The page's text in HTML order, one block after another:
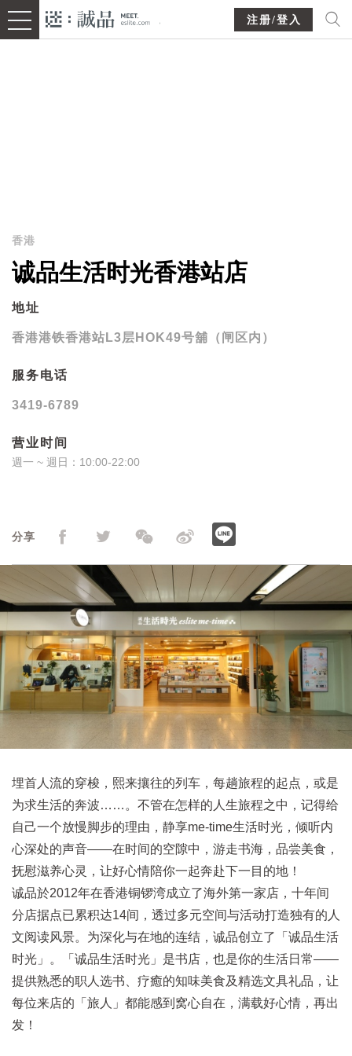
注册/登入
香港
诚品生活时光香港站店
分享
地址
香港港铁香港站L3层HOK49号舖（闸区内）
服务电话
3419-6789
营业时间
週一 ~ 週日：10:00-22:00
埋首人流的穿梭，熙来攘往的列车，每趟旅程的起点，或是
为求生活的奔波……。不管在怎样的人生旅程之中，记得给
自己一个放慢脚步的理由，静享me-time生活时光，倾听内
心深处的声音——在时间的空隙中，游走书海，品尝美食，
抚慰滋养心灵，让好心情陪你一起奔赴下一目的地！
诚品於2012年在香港铜锣湾成立了海外第一家店，十年间
分店据点已累积达14间，透过多元空间与活动打造独有的人
文阅读风景。为深化与在地的连结，诚品创立了「诚品生活
时光」。「诚品生活时光」是书店，也是你的生活日常——
提供熟悉的职人选书、疗癒的知味美食及精选文具礼品，让
每位来店的「旅人」都能感到窝心自在，满载好心情，再出
发！